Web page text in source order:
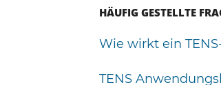
HÄUFIG GESTELLTE
Wie wirkt ein
TENS